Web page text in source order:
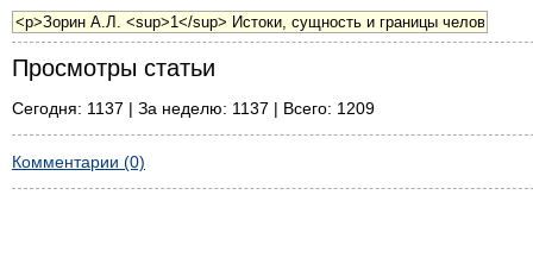
Просмотры статьи
Сегодня: 1137 | За неделю: 1137 | Всего: 1209
Комментарии (0)